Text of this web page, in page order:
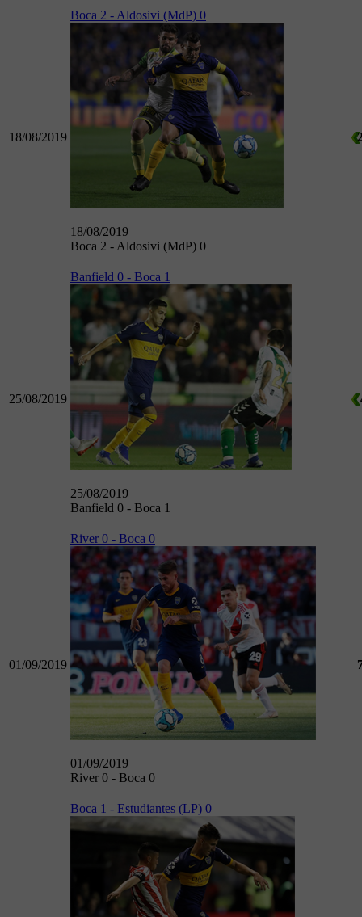
18/08/2019
Boca 2 - Aldosivi (MdP) 0
18/08/2019
Boca 2 - Aldosivi (MdP) 0
25/08/2019
Banfield 0 - Boca 1
25/08/2019
Banfield 0 - Boca 1
01/09/2019
River 0 - Boca 0
01/09/2019
River 0 - Boca 0
Boca 1 - Estudiantes (LP) 0